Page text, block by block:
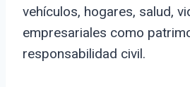
vehículos, hogares, salud,
empresariales como
responsabilidad civil.